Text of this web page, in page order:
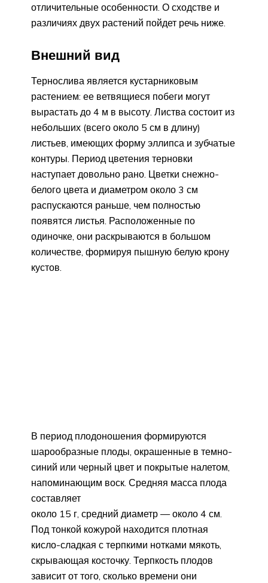
отличительные особенности. О сходстве и
различиях двух растений пойдет речь ниже.
Внешний вид
Тернослива является кустарниковым
растением: ее ветвящиеся побеги могут
вырастать до 4 м в высоту. Листва состоит из
небольших (всего около 5 см в длину)
листьев, имеющих форму эллипса и зубчатые
контуры. Период цветения терновки
наступает довольно рано. Цветки снежно-
белого цвета и диаметром около 3 см
распускаются раньше, чем полностью
появятся листья. Расположенные по
одиночке, они раскрываются в большом
количестве, формируя пышную белую крону
кустов.
В период плодоношения формируются
шарообразные плоды, окрашенные в темно-
синий или черный цвет и покрытые налетом,
напоминающим воск. Средняя масса плода
составляет
около 15 г, средний диаметр — около 4 см.
Под тонкой кожурой находится плотная
кисло-сладкая с терпкими нотками мякоть,
скрывающая косточку. Терпкость плодов
зависит от того, сколько времени они